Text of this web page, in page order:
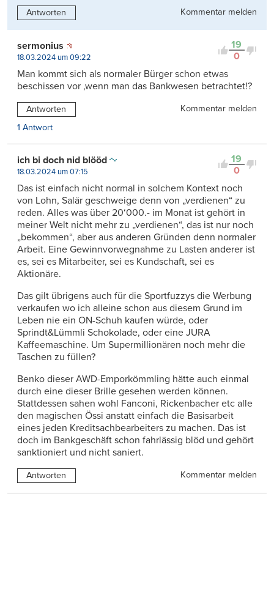
Antworten Kommentar melden
19
0
sermonius
18.03.2024 um 09:22
Man kommt sich als normaler Bürger schon etwas
beschissen vor ,wenn man das Bankwesen betrachtet!?
Antworten
Kommentar melden
1 Antwort
19
0
ich bi doch nid blööd
18.03.2024 um 07:15
Das ist einfach nicht normal in solchem Kontext noch
von Lohn, Salär geschweige denn von „verdienen“ zu
reden. Alles was über 20‘000.- im Monat ist gehört in
meiner Welt nicht mehr zu „verdienen“, das ist nur noch
„bekommen“, aber aus anderen Gründen denn normaler
Arbeit. Eine Gewinnvorwegnahme zu Lasten anderer ist
es, sei es Mitarbeiter, sei es Kundschaft, sei es
Aktionäre.
Das gilt übrigens auch für die Sportfuzzys die Werbung
verkaufen wo ich alleine schon aus diesem Grund im
Leben nie ein ON-Schuh kaufen würde, oder
Sprindt&Lümmli Schokolade, oder eine JURA
Kaffeemaschine. Um Supermillionären noch mehr die
Taschen zu füllen?
Benko dieser AWD-Emporkömmling hätte auch einmal
durch eine dieser Brille gesehen werden können.
Stattdessen sahen wohl Fanconi, Rickenbacher etc alle
den magischen Össi anstatt einfach die Basisarbeit
eines jeden Kreditsachbearbeiters zu machen. Das ist
doch im Bankgeschäft schon fahrlässig blöd und gehört
sanktioniert und nicht saniert.
Antworten Kommentar melden